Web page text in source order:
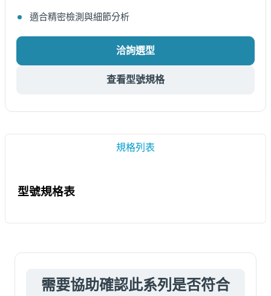
適合精密檢測與細節分析
洽詢選型
查看型號規格
規格列表
型號規格表
需要協助確認此系列是否符合